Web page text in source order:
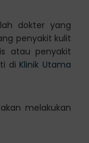
dokter yang
penyakit kulit
atau penyakit
di Klinik Utama
melakukan